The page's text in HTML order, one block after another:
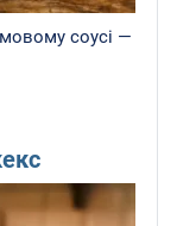
соусі —